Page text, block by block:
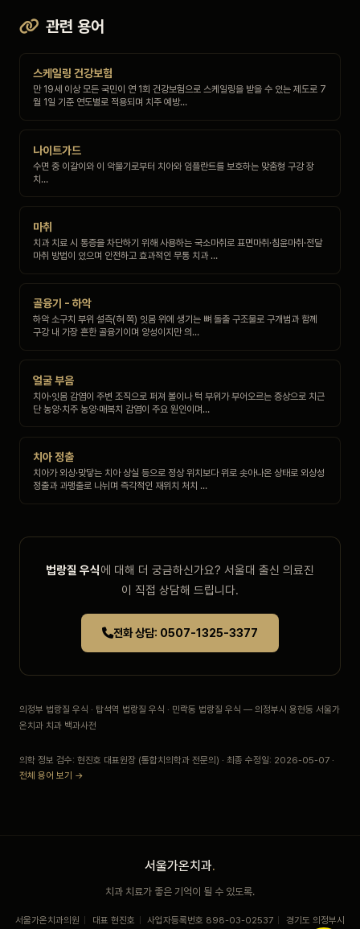
관련 용어
스케일링 건강보험
만 19세 이상 모든 국민이 연 1회 건강보험으로 스케일링을 받을 수 있는 제도로 7
월 1일 기준 연도별로 적용되며 치주 예방…
나이트가드
수면 중 이갈이와 이 악물기로부터 치아와 임플란트를 보호하는 맞춤형 구강 장
치…
마취
치과 치료 시 통증을 차단하기 위해 사용하는 국소마취로 표면마취·침윤마취·전달
마취 방법이 있으며 안전하고 효과적인 무통 치과 …
골융기 - 하악
하악 소구치 부위 설측(혀 쪽) 잇몸 위에 생기는 뼈 돌출 구조물로 구개범과 함께
구강 내 가장 흔한 골융기이며 양성이지만 의…
얼굴 부음
치아·잇몸 감염이 주변 조직으로 퍼져 볼이나 턱 부위가 부어오르는 증상으로 치근
단 농양·치주 농양·매복치 감염이 주요 원인이며…
치아 정출
치아가 외상·맞닿는 치아 상실 등으로 정상 위치보다 위로 솟아나온 상태로 외상성
정출과 과맹출로 나뉘며 즉각적인 재위치 처치 …
법랑질 우식에 대해 더 궁금하신가요? 서울대 출신 의료진
이 직접 상담해 드립니다.
전화 상담: 0507-1325-3377
의정부 법랑질 우식 · 탑석역 법랑질 우식 · 민락동 법랑질 우식 — 의정부시 용현동 서울가
온치과 치과 백과사전
의학 정보 검수: 현진호 대표원장 (통합치의학과 전문의) · 최종 수정일: 2026-05-07 ·
전체 용어 보기 →
서울가온치과.
치과 치료가 좋은 기억이 될 수 있도록.
서울가온치과의원 대표 현진호 사업자등록번호 898-03-02537 경기도 의정부시